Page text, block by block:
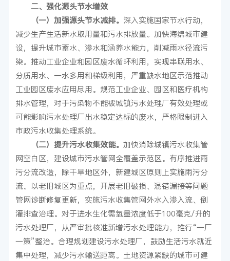
二、强化源头节水增效
（一）加强源头节水减排。 深入实施国家节水行动，
减少生产生活新水取用量和污水排放量。加快海绵城市建
设，提升城市蓄水、渗水和涵养水能力，削减雨水径流污
染。推动工业企业和园区废水循环利用，实现串联用水、
分质用水、一水多用和梯级利用，严重缺水地区示范推动
工业园区废水应用尽用。规范工业企业、园区和医疗机构
排水管理，对于污染物不能被城镇污水处理厂有效处理或
可能影响污水处理厂出水稳定达标的废水，严格限制进入
市政污水收集处理系统。
（二）提升污水收集效能。加快消除城镇污水收集管
网空白区，建设城市污水管网全覆盖示范区。有序推进雨
污分流改造，除干旱地区外，新建城区原则上实施雨污分
流。以老旧城区为重点，开展老旧破损、混错漏接等问题
管网诊断修复更新，实施污水收集管网外水入渗入流、倒
灌排查治理。对于进水生化需氧量浓度低于100毫克/升的
污水处理厂，从严审批核准新增污水处理能力，推行“一厂
一策”整治。合理规划建设污水处理厂，鼓励生活污水就近
集中处理，减少污水输送距离。土地资源紧缺的城市可建